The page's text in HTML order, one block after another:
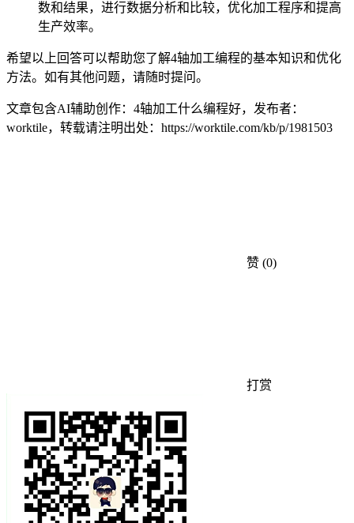
数和结果，进行数据分析和比较，优化加工程序和提高
生产效率。
希望以上回答可以帮助您了解4轴加工编程的基本知识和优化
方法。如有其他问题，请随时提问。
文章包含AI辅助创作：4轴加工什么编程好，发布者：
worktile，转载请注明出处： https://worktile.com/kb/p/1981503
赞 (0)
打赏